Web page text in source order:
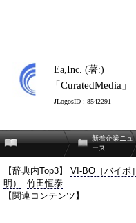
Ea,Inc. (著:)
「CuratedMedia」
JLogosID : 8542291
新着企業ニュ
ース
【辞典内Top3】 VI-BO［バイボ］
明）
竹田恒泰
【関連コンテンツ】